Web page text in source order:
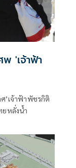
'เจ้าฟ้า
’เจ้าฟ้าพัชรกิติ
หลั่งน้ำ